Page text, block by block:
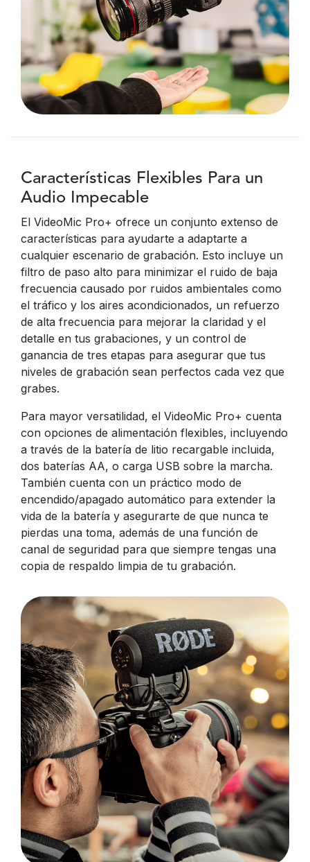
Características Flexibles Para un
Audio Impecable
El VideoMic Pro+ ofrece un conjunto extenso de
características para ayudarte a adaptarte a
cualquier escenario de grabación. Esto incluye un
filtro de paso alto para minimizar el ruido de baja
frecuencia causado por ruidos ambientales como
el tráfico y los aires acondicionados, un refuerzo
de alta frecuencia para mejorar la claridad y el
detalle en tus grabaciones, y un control de
ganancia de tres etapas para asegurar que tus
niveles de grabación sean perfectos cada vez que
grabes.
Para mayor versatilidad, el VideoMic Pro+ cuenta
con opciones de alimentación flexibles, incluyendo
a través de la batería de litio recargable incluida,
dos baterías AA, o carga USB sobre la marcha.
También cuenta con un práctico modo de
encendido/apagado automático para extender la
vida de la batería y asegurarte de que nunca te
pierdas una toma, además de una función de
canal de seguridad para que siempre tengas una
copia de respaldo limpia de tu grabación.